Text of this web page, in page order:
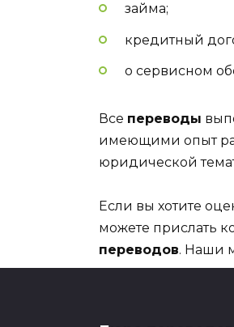
займа;
кредитный
о сервисном
Все переводы
имеющими опыт
юридической
Если вы хотите
можете прислать
переводов. Наши
получения